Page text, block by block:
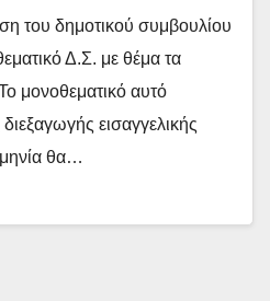
του δημοτικού συμβουλίου
Δ.Σ. με θέμα τα
μονοθεματικό αυτό
διεξαγωγής εισαγγελικής
θα…